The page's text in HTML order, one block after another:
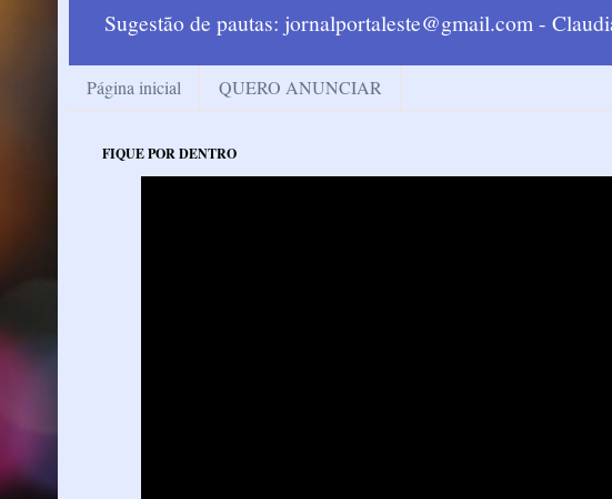
Sugestão de pautas: jornalportaleste@gmail.com -
Página inicial QUERO ANUNCIAR
FIQUE POR DENTRO